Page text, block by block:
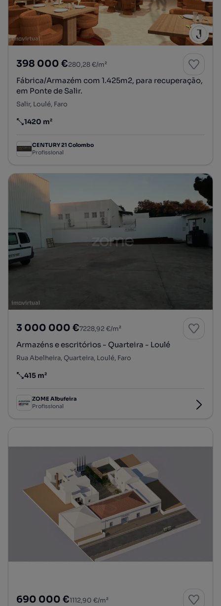
398 000 €280,28 €/m²
Fábrica/Armazém com 1.425m2, para recuperação,
em Ponte de Salir.
Salir, Loulé, Faro
Preço por metro quadrado
1420 m²
CENTURY 21 Colombo
Profissional
3 000 000 €7228,92 €/m²
Armazéns e escritórios - Quarteira - Loulé
Rua Abelheira, Quarteira, Loulé, Faro
Preço por metro quadrado
415 m²
ZOME Albufeira
Profissional
690 000 €1112,90 €/m²